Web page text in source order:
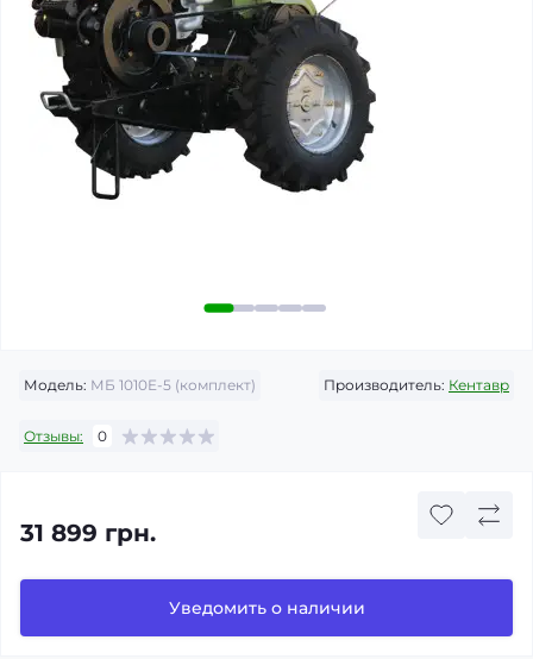
Модель: МБ 1010Е-5 (комплект) Производитель: Кентавр
Отзывы: 0
31 899 грн.
Уведомить о наличии